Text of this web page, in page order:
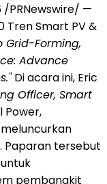
/PRNewswire/ —
Tren Smart PV &
Grid-Forming,
Advance
Di acara ini, Eric
Officer, Smart
Power,
Paparan tersebut
pembangkit